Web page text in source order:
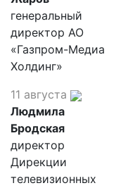
генеральный
директор АО
«Газпром-Медиа
Холдинг»
11 августа
Людмила
Бродская
директор
Дирекции
телевизионных